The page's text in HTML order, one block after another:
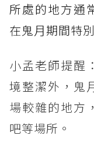
所處的地方通
在鬼月期間特
小孟老師提醒
境整潔外，鬼
場較雜的地方
吧等場所。